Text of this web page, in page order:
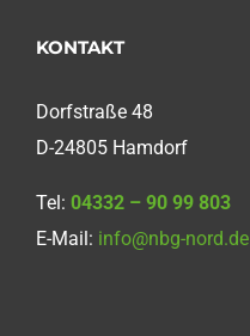
KONTAKT
Dorfstraße 48
D-24805 Hamdorf
Tel: 04332 – 90 99 803
E-Mail: info@nbg-nord.de